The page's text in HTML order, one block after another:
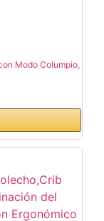
Modo Columpio,